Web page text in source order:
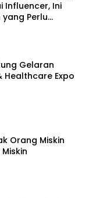
Influencer, Ini
yang Perlu
Gelaran
Healthcare Expo
Orang Miskin